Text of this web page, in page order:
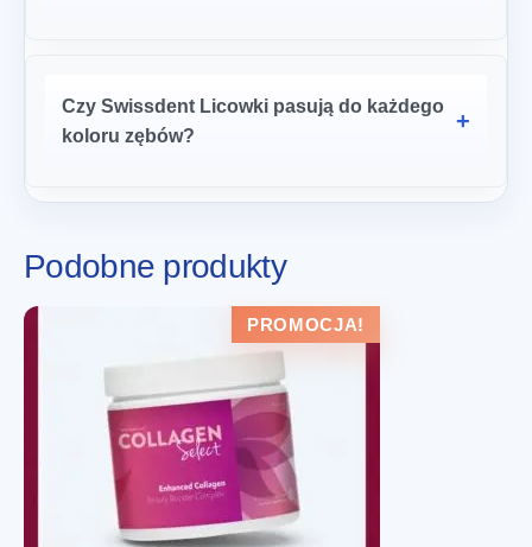
Czy Swissdent Licowki pasują do każdego
koloru zębów?
Podobne produkty
PROMOCJA!
358.00
Pierwotna
cena
zł 179.00Aktualna
cena